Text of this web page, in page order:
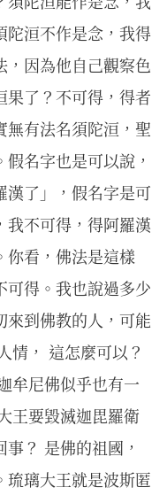
陀洹不作是念，我得
，因為他自己觀察色
果了？不可得，得者
無有法名須陀洹，聖
名字也是可以說，
漢了」，假名字是可
我不可得，得阿羅漢
你看，佛法是這樣
得。我也說過多少
來到佛教的人，可能
情， 這怎麼可以？
牟尼佛似乎也有一
王要毀滅迦毘羅衛
？ 是佛的祖國，
琉璃大王就是波斯匿